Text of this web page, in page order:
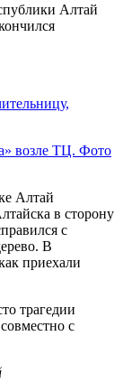
Алтай
возле ТЦ. Фото
Алтай
в сторону
с
В
приехали
трагедии
с